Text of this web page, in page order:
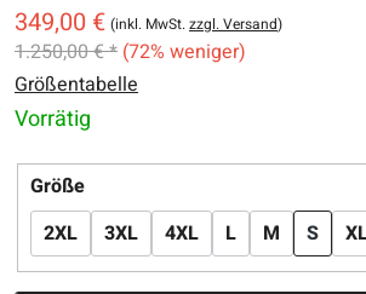
349,00 € (inkl. MwSt.zzgl. Versand)
1.250,00 € * (72% weniger)
Größentabelle
Vorrätig
Größeauswählen
2XL
3XL 4XL L M S